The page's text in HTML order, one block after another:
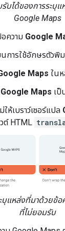
บได้ของการระบุ
Google Maps
ความ Google
นการใช้อักษรตัวพิ
Maps ใน
Google Maps เป็
ห้เบราว์เซอร์แปล
ต์ HTML
บุแหล่งที่มาด้วยข้
ที่ไม่ยอมรับ